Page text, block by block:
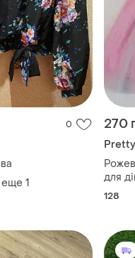
0
еще 1
270
Рожева
для
128